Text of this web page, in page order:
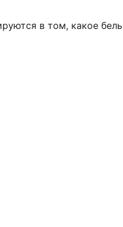
в том, какое